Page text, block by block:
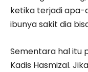
ketika terjadi apa-
ibunya sakit dia
Sementara hal itu
Kadis Hasmizal.